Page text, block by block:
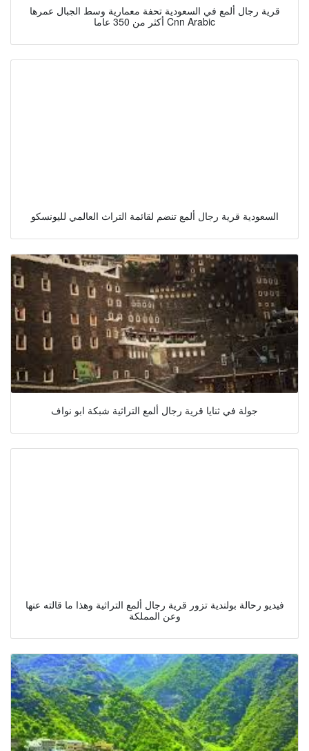
قرية رجال ألمع في السعودية تحفة معمارية وسط الجبال عمرها
أكثر من 350 عاما Cnn Arabic
السعودية قرية رجال ألمع تنضم لقائمة التراث العالمي لليونسكو
جولة في ثنايا قرية رجال ألمع التراثية شبكة ابو نواف
فيديو رحالة بولندية تزور قرية رجال ألمع التراثية وهذا ما قالته عنها
وعن المملكة